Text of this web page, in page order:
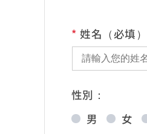
* 姓名（必填）
性別：
男
女